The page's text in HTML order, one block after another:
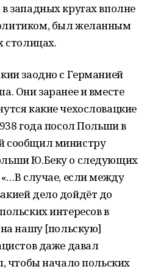
западных кругах вполне
был желанным
столицах.
заодно с Германией
Они заранее и вместе
какие чехословацкие
года посол Польши в
сообщил министру
Ю.Беку о следующих
«…В случае, если между
дело дойдёт до
интересов в
нашу [польскую]
даже давал
чтобы начало польских